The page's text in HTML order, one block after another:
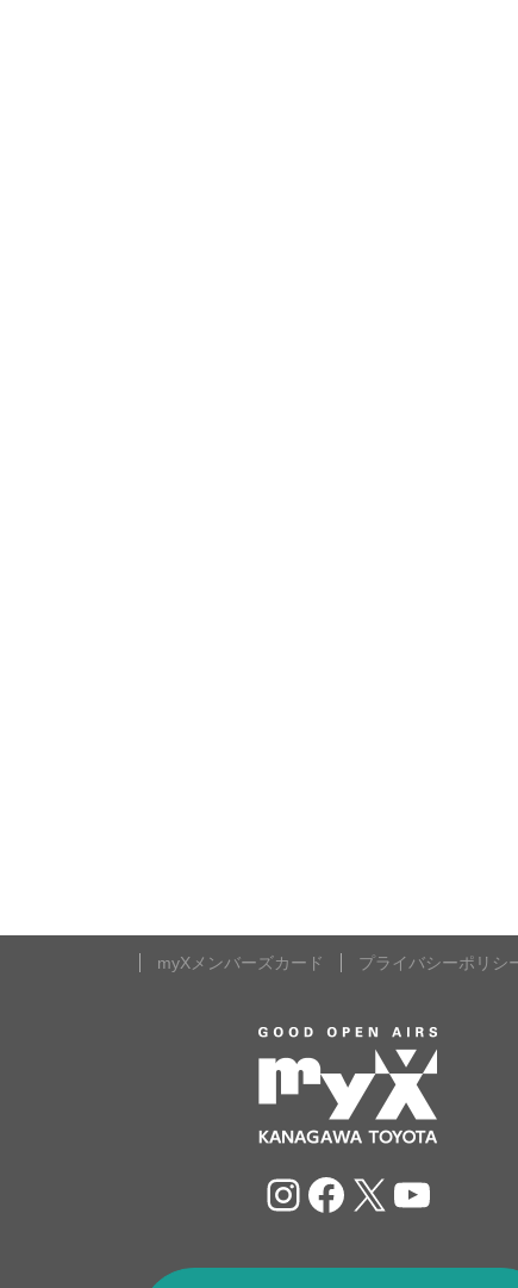
myXメンバーズカード プライバシーポリシ
Instagram
Facebook
X